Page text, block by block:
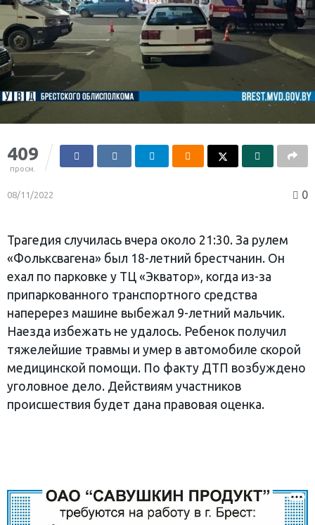
409
просм.
08/11/2022 0
Трагедия случилась вчера около 21:30. За рулем
«Фольксвагена» был 18-летний брестчанин. Он
ехал по парковке у ТЦ «Экватор», когда из-за
припаркованного транспортного средства
наперерез машине выбежал 9-летний мальчик.
Наезда избежать не удалось. Ребенок получил
тяжелейшие травмы и умер в автомобиле скорой
медицинской помощи. По факту ДТП возбуждено
уголовное дело. Действиям участников
происшествия будет дана правовая оценка.